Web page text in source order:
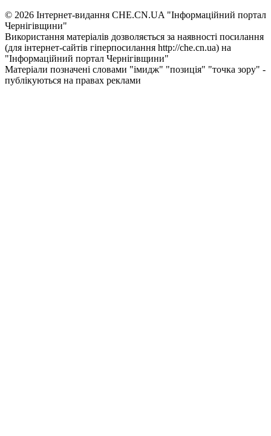
© 2026 Інтернет-видання CHE.CN.UA "Інформаційний портал
Чернiгiвщини"
Використання матеріалів дозволяється за наявності посилання
(для інтернет-сайтів гіперпосилання http://che.cn.ua) на
"Інформаційний портал Чернiгiвщини"
Матеріали позначені словами "імидж" "позиція" "точка зору" -
публікуються на правах реклами